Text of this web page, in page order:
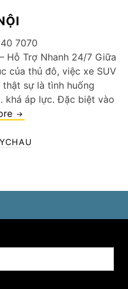
7070
Hỗ Trợ Nhanh 24/7 Giữa
của thủ đô, việc xe SUV
sự là tình huống
khá áp lực. Đặc biệt vào
Vá
xe